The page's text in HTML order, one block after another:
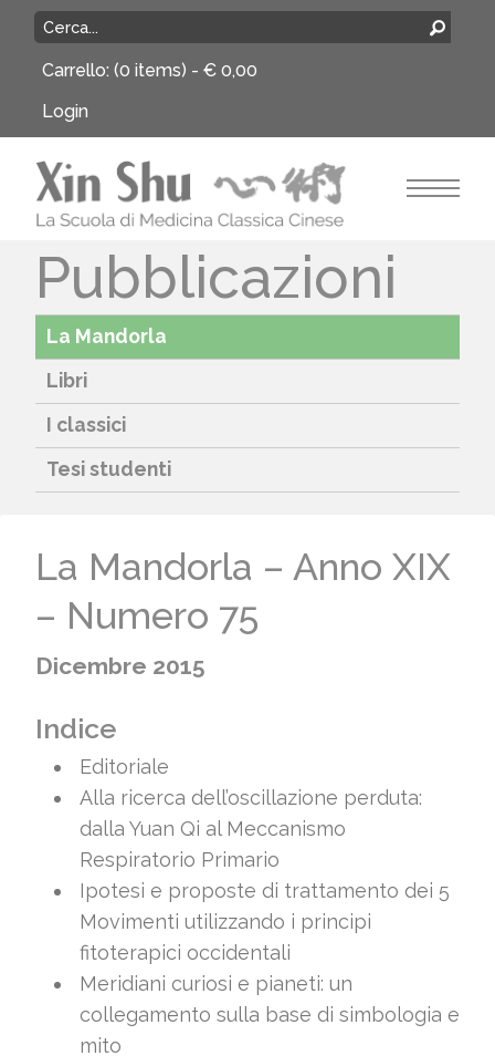
Carrello: (0 items) - € 0,00
Login
Pubblicazioni
La Mandorla
Libri
I classici
Tesi studenti
La Mandorla – Anno XIX
– Numero 75
Dicembre 2015
Indice
Editoriale
Alla ricerca dell’oscillazione perduta:
dalla Yuan Qi al Meccanismo
Respiratorio Primario
Ipotesi e proposte di trattamento dei 5
Movimenti utilizzando i principi
fitoterapici occidentali
Meridiani curiosi e pianeti: un
collegamento sulla base di simbologia e
mito